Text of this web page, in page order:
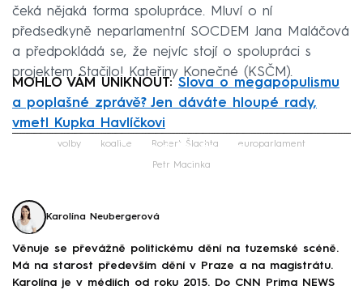
čeká nějaká forma spolupráce. Mluví o ní
předsedkyně neparlamentní SOCDEM Jana Maláčová
a předpokládá se, že nejvíc stojí o spolupráci s
projektem Stačilo! Kateřiny Konečné (KSČM).
MOHLO VÁM UNIKNOUT: Slova o megapopulismu
a poplašné zprávě? Jen dáváte hloupé rady,
vmetl Kupka Havlíčkovi
Failed to fetch
volby koalice Robert Šlachta europarlament
Petr Macinka
Karolína Neubergerová
Věnuje se převážně politickému dění na tuzemské scéně.
Má na starost především dění v Praze a na magistrátu.
Karolína je v médiích od roku 2015. Do CNN Prima NEWS